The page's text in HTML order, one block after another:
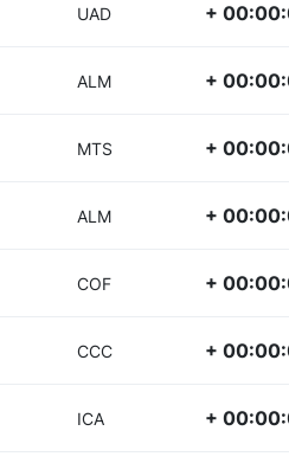
UAD +
ALM +
MTS +
ALM +
COF +
CCC +
ICA +